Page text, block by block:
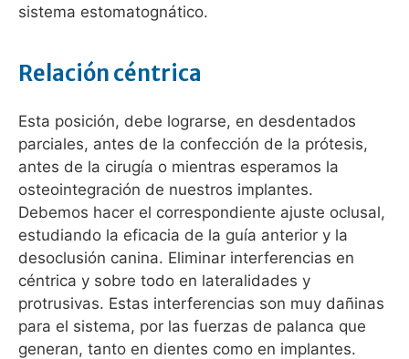
sistema estomatognático.
Relación céntrica
Esta posición, debe lograrse, en desdentados
parciales, antes de la confección de la prótesis,
antes de la cirugía o mientras esperamos la
osteointegración de nuestros implantes.
Debemos hacer el correspondiente ajuste oclusal,
estudiando la eficacia de la guía anterior y la
desoclusión canina. Eliminar interferencias en
céntrica y sobre todo en lateralidades y
protrusivas. Estas interferencias son muy dañinas
para el sistema, por las fuerzas de palanca que
generan, tanto en dientes como en implantes.